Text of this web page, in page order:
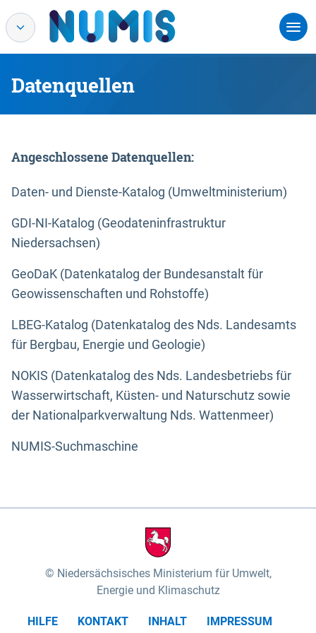
Datenquellen
Angeschlossene Datenquellen:
Daten- und Dienste-Katalog (Umweltministerium)
GDI-NI-Katalog (Geodateninfrastruktur
Niedersachsen)
GeoDaK (Datenkatalog der Bundesanstalt für
Geowissenschaften und Rohstoffe)
LBEG-Katalog (Datenkatalog des Nds. Landesamts
für Bergbau, Energie und Geologie)
NOKIS (Datenkatalog des Nds. Landesbetriebs für
Wasserwirtschaft, Küsten- und Naturschutz sowie
der Nationalparkverwaltung Nds. Wattenmeer)
NUMIS-Suchmaschine
Niedersächsisches Ministerium für Umwelt,
Energie und Klimaschutz
HILFE KONTAKT INHALT
IMPRESSUM